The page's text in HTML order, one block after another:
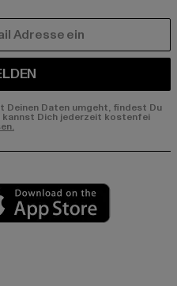
Deinen Daten umgeht, findest Du
kannst Dich jederzeit kostenfei